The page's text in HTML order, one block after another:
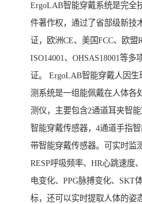
ErgoLAB智能穿戴系统是完全
件著作权，通过了省部级新技
证，欧洲CE、美国FCC、欧盟
ISO14001、OHSAS18001等多
证。 ErgoLAB智能穿戴人因
测系统是一组能佩戴在人体各
测仪，主要包含2通道耳夹智
智能穿戴传感器，4通道手指
带智能穿戴传感器。可实时监
RESP呼吸频率、HR心跳速度
电变化、PPG脉搏变化、SKT
标，还可以实时提取人体的姿